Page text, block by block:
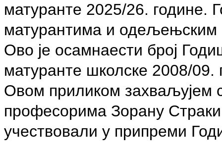
матуранте 2025/26. године.
матурантима и
Oво је осамнаести број
матуранте школске 2008/09.
Овом приликом захваљујем
професорима Зорану
учествовали у припреми